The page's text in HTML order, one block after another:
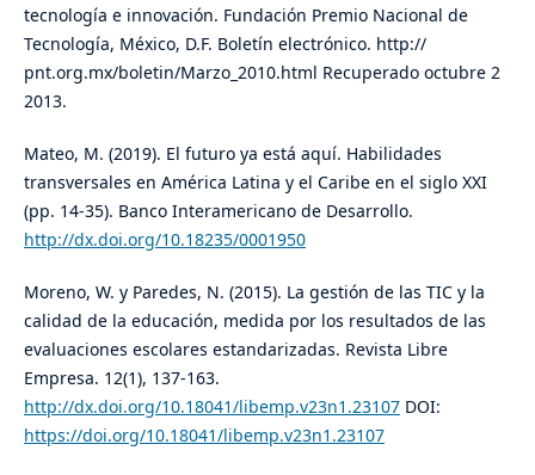
tecnología e innovación. Fundación Premio Nacional de
Tecnología, México, D.F. Boletín electrónico. http://
pnt.org.mx/boletin/Marzo_2010.html Recuperado octubre 2
2013.
Mateo, M. (2019). El futuro ya está aquí. Habilidades
transversales en América Latina y el Caribe en el siglo XXI
(pp. 14-35). Banco Interamericano de Desarrollo.
http://dx.doi.org/10.18235/0001950
Moreno, W. y Paredes, N. (2015). La gestión de las TIC y la
calidad de la educación, medida por los resultados de las
evaluaciones escolares estandarizadas. Revista Libre
Empresa. 12(1), 137-163.
http://dx.doi.org/10.18041/libemp.v23n1.23107DOI:
https://doi.org/10.18041/libemp.v23n1.23107